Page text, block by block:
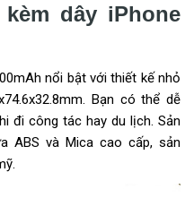
kèm dây iPhone
nổi bật với thiết kế nhỏ
Bạn có thể dễ
đi công tác hay du lịch. Sản
ABS và Mica cao cấp, sản